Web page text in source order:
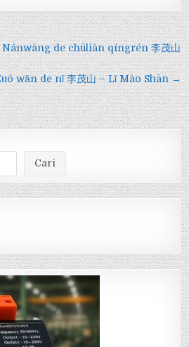
Nánwàng de chūliàn qíngrén 李茂山
wǎn de nǐ 李茂山 – Lǐ Mào Shān →
Cari